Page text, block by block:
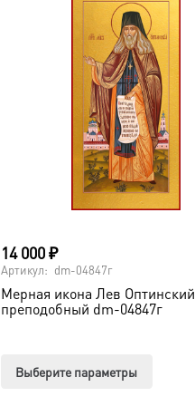
14 000₽
Артикул: dm-04847г
Мерная икона Лев Оптинский
преподобный dm-04847г
Выберите параметры